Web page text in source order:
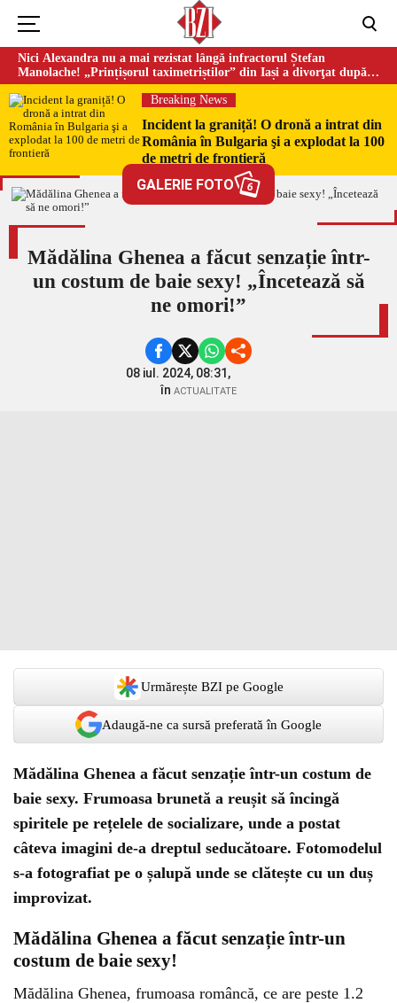
Nici Alexandra nu a mai rezistat lângă infractorul Ștefan
Manolache! „Prințișorul taximetriștilor” din Iași a divorţat după
doi ani de căsnicie
Breaking News
Incident la graniță! O dronă a intrat din
România în Bulgaria şi a explodat la 100
de metri de frontieră
GALERIE FOTO 6
Mădălina Ghenea a făcut senzație într-
un costum de baie sexy! „Încetează să
ne omori!”
08 iul. 2024, 08:31,
în ACTUALITATE
Urmărește BZI pe Google
Adaugă-ne ca sursă preferată în Google
Mădălina Ghenea a făcut senzație într-un costum de
baie sexy. Frumoasa brunetă a reușit să încingă
spiritele pe rețelele de socializare, unde a postat
câteva imagini de-a dreptul seducătoare. Fotomodelul
s-a fotografiat pe o șalupă unde se clătește cu un duș
improvizat.
Mădălina Ghenea a făcut senzație într-un
costum de baie sexy!
Mădălina Ghenea, frumoasa româncă, ce are peste 1.2